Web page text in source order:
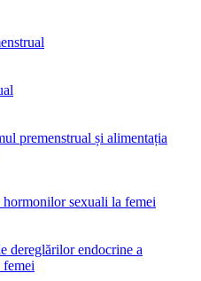
premenstrual și alimentația
sexuali la femei
dereglărilor endocrine a